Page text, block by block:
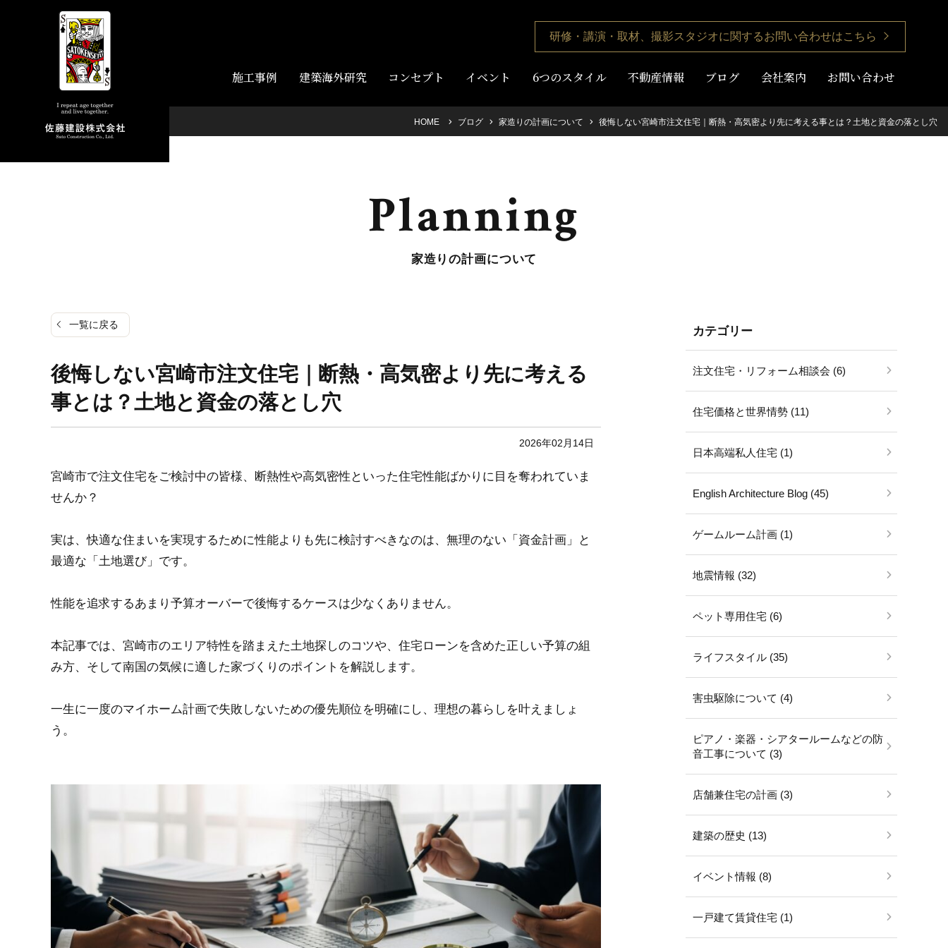
研修・講演・取材、撮影スタジオに関するお問い合わせはこちら
施工事例 建築海外研究 コンセプト イベント 6つのスタイル 不動産情報 ブログ 会社案内 お問い合わせ
HOME ブログ 家造りの計画について 後悔しない宮崎市注文住宅｜断熱・高気密より先に考える事とは？土地と資金の落とし穴
Planning
家造りの計画について
一覧に戻る
後悔しない宮崎市注文住宅｜断熱・高気密より先に考える
事とは？土地と資金の落とし穴
2026年02月14日
宮崎市で注文住宅をご検討中の皆様、断熱性や高気密性といった住宅性能ばかりに目を奪われていま
せんか？
実は、快適な住まいを実現するために性能よりも先に検討すべきなのは、無理のない「資金計画」と
最適な「土地選び」です。
性能を追求するあまり予算オーバーで後悔するケースは少なくありません。
本記事では、宮崎市のエリア特性を踏まえた土地探しのコツや、住宅ローンを含めた正しい予算の組
み方、そして南国の気候に適した家づくりのポイントを解説します。
一生に一度のマイホーム計画で失敗しないための優先順位を明確にし、理想の暮らしを叶えましょ
う。
カテゴリー
注文住宅・リフォーム相談会 (6)
住宅価格と世界情勢 (11)
日本高端私人住宅 (1)
English Architecture Blog (45)
ゲームルーム計画 (1)
地震情報 (32)
ペット専用住宅 (6)
ライフスタイル (35)
害虫駆除について (4)
ピアノ・楽器・シアタールームなどの防
音工事について (3)
店舗兼住宅の計画 (3)
建築の歴史 (13)
イベント情報 (8)
一戸建て賃貸住宅 (1)